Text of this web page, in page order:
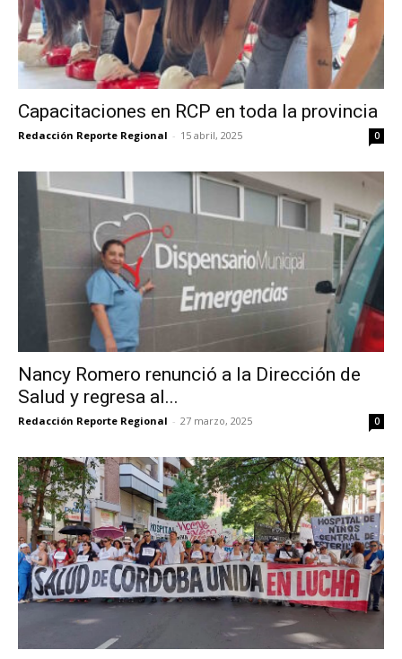
Capacitaciones en RCP en toda la provincia
Redacción Reporte Regional - 15 abril, 2025 0
Nancy Romero renunció a la Dirección de
Salud y regresa al...
Redacción Reporte Regional - 27 marzo, 2025 0